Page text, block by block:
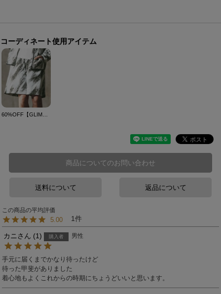
コーディネート使用アイテム
商品についてのお問い合わせ
送料について 返品について
5.00 1
カニ 1 購入者 男性
手元に届くまでかなり待ったけど
待った甲斐がありました
着心地もよくこれからの時期にちょうどいいと思います。